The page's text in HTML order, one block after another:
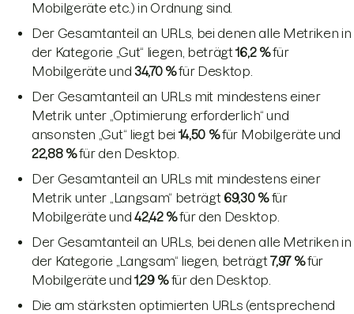
Mobilgeräte etc.) in Ordnung sind.
Der Gesamtanteil an URLs, bei denen alle Metriken in
der Kategorie „Gut“ liegen, beträgt16,2 %für
Mobilgeräte und 34,70 %für Desktop.
Der Gesamtanteil an URLs mit mindestens einer
Metrik unter „Optimierung erforderlich“ und
ansonsten „Gut“ liegt bei 14,50 %für Mobilgeräte und
22,88 %für den Desktop.
Der Gesamtanteil an URLs mit mindestens einer
Metrik unter „Langsam“ beträgt 69,30 %für
Mobilgeräte und 42,42 %für den Desktop.
Der Gesamtanteil an URLs, bei denen alle Metriken in
der Kategorie „Langsam“ liegen, beträgt7,97 %für
Mobilgeräte und1,29 %für den Desktop.
Die am stärksten optimierten URLs (entsprechend